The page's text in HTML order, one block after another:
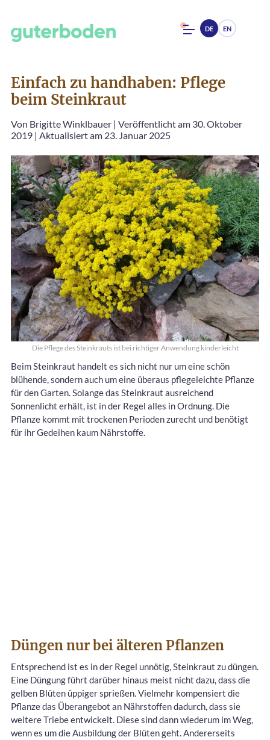
DE EN
Einfach zu handhaben: Pflege
beim Steinkraut
Von Brigitte Winklbauer | Veröffentlicht am 30. Oktober
2019 | Aktualisiert am 23. Januar 2025
Die Pflege des Steinkrauts ist bei richtiger Anwendung kinderleicht
Beim Steinkraut handelt es sich nicht nur um eine schön
blühende, sondern auch um eine überaus pflegeleichte Pflanze
für den Garten. Solange das Steinkraut ausreichend
Sonnenlicht erhält, ist in der Regel alles in Ordnung. Die
Pflanze kommt mit trockenen Perioden zurecht und benötigt
für ihr Gedeihen kaum Nährstoffe.
Düngen nur bei älteren Pflanzen
Entsprechend ist es in der Regel unnötig, Steinkraut zu düngen.
Eine Düngung führt darüber hinaus meist nicht dazu, dass die
gelben Blüten üppiger sprießen. Vielmehr kompensiert die
Pflanze das Überangebot an Nährstoffen dadurch, dass sie
weitere Triebe entwickelt. Diese sind dann wiederum im Weg,
wenn es um die Ausbildung der Blüten geht. Andererseits